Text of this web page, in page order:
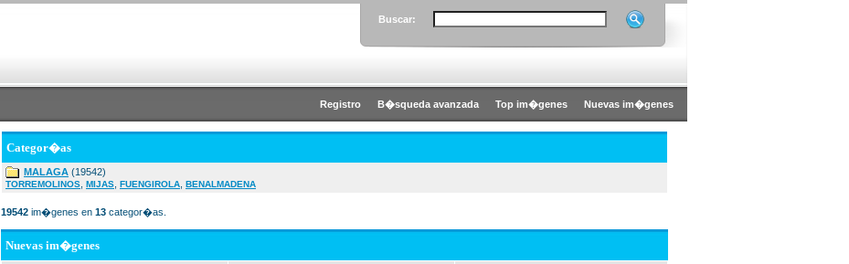
Buscar:
Registro B�squeda avanzada Top im�genes Nuevas im�genes
Categor�as
MALAGA (19542)
TORREMOLINOS MIJAS FUENGIROLA BENALMADENA
19542 im�genes en 13 categor�as.
Nuevas im�genes